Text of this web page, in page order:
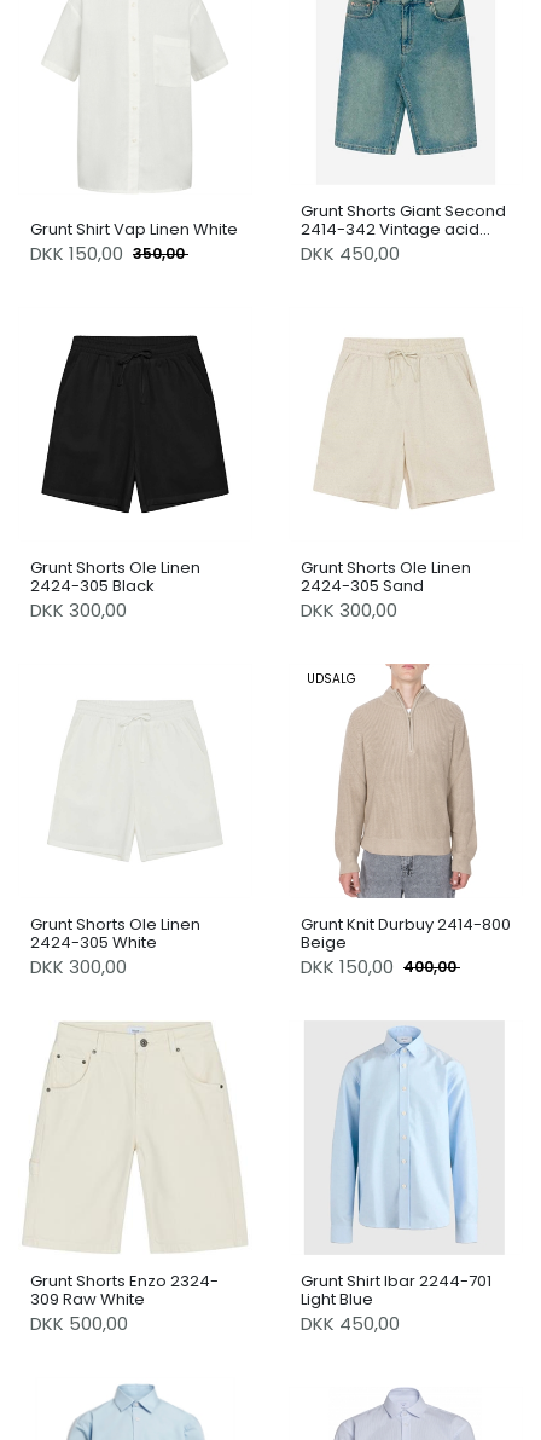
Grunt Shirt Vap Linen White
DKK 150,00 350,00
Grunt Shorts Giant Second
2414-342 Vintage acid
Blue
DKK 450,00
Grunt Shorts Ole Linen
2424-305 Black
DKK 300,00
Grunt Shorts Ole Linen
2424-305 Sand
DKK 300,00
Grunt Shorts Ole Linen
2424-305 White
DKK 300,00
UDSALG
Grunt Knit Durbuy 2414-800
Beige
DKK 150,00 400,00
Grunt Shorts Enzo 2324-
309 Raw White
DKK 500,00
Grunt Shirt Ibar 2244-701
Light Blue
DKK 450,00